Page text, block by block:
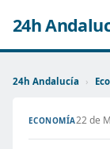
24h
24h Andalucía ›
ECONOMÍA22 de